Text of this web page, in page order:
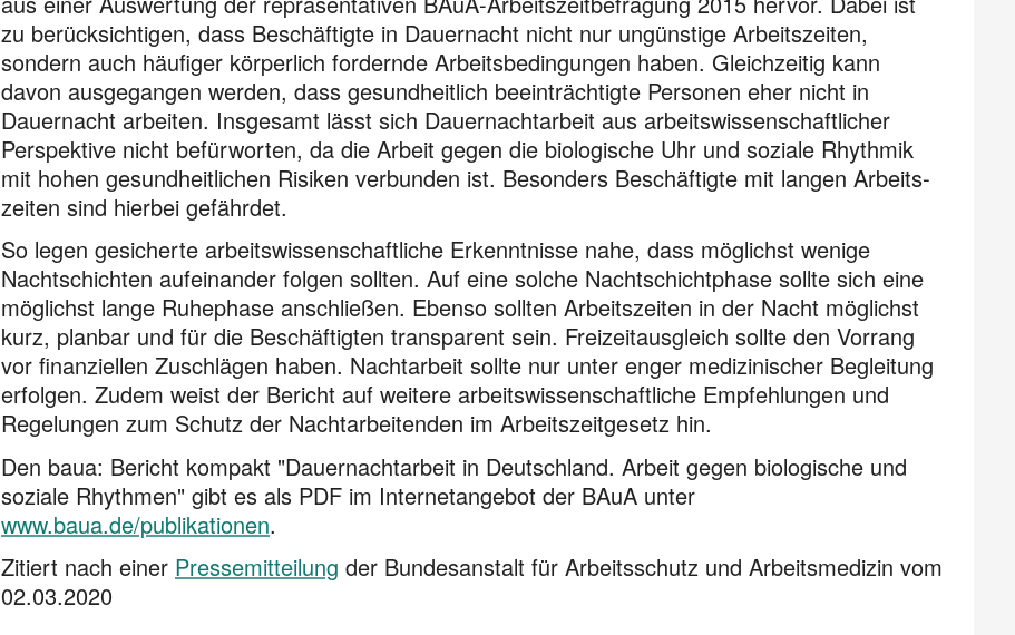
zu berücksichtigen, dass Beschäftigte in Dauernacht nicht nur ungünstige Arbeitszeiten,
sondern auch häufiger körperlich fordernde Arbeits­bedin­gungen haben. Gleichzeitig kann
davon ausgegangen werden, dass gesundheitlich beeinträchtigte Perso­nen eher nicht in
Dauernacht arbeiten. Insgesamt lässt sich Dauernachtarbeit aus arbeits­wissen­schaft­licher
Perspektive nicht befürworten, da die Arbeit gegen die biologische Uhr und soziale Rhythmik
mit hohen gesundheitlichen Risiken verbunden ist. Besonders Beschäftigte mit langen Arbeits­
zeiten sind hierbei gefährdet.
So legen gesicherte arbeitswissenschaftliche Erkenntnisse nahe, dass möglichst wenige
Nachtschichten aufeinander folgen sollten. Auf eine solche Nachtschichtphase sollte sich eine
möglichst lange Ruhephase anschließen. Ebenso sollten Arbeitszeiten in der Nacht möglichst
kurz, planbar und für die Beschäftigten transparent sein. Freizeitausgleich sollte den Vorrang
vor finanziellen Zuschlägen haben. Nachtarbeit sollte nur unter enger medizinischer Begleitung
erfolgen. Zudem weist der Bericht auf weitere arbeits­wis­senschaftliche Empfehlungen und
Regelungen zum Schutz der Nachtarbeitenden im Arbeitszeitgesetz hin.
Den baua: Bericht kompakt "Dauernachtarbeit in Deutschland. Arbeit gegen biologische und
soziale Rhythmen" gibt es als PDF im Internetangebot der BAuA unter
www.baua.de/publikationen.
Zitiert nach einer Pressemitteilung der Bundes­anstalt für Arbeitsschutz und Arbeitsmedizin vom
02.03.2020